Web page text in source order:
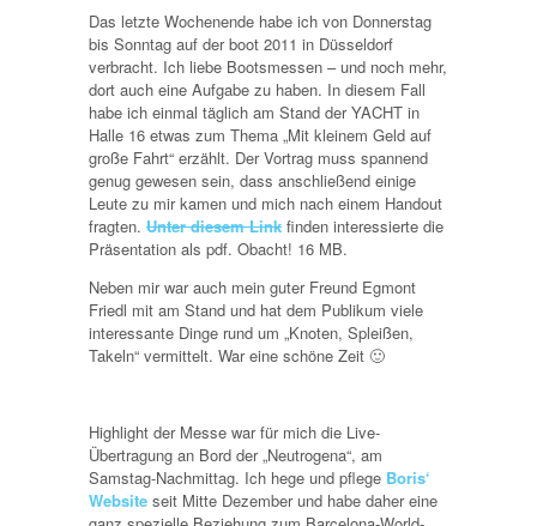
Das letzte Wochenende habe ich von Donnerstag
bis Sonntag auf der boot 2011 in Düsseldorf
verbracht. Ich liebe Bootsmessen – und noch mehr,
dort auch eine Aufgabe zu haben. In diesem Fall
habe ich einmal täglich am Stand der YACHT in
Halle 16 etwas zum Thema „Mit kleinem Geld auf
große Fahrt“ erzählt. Der Vortrag muss spannend
genug gewesen sein, dass anschließend einige
Leute zu mir kamen und mich nach einem Handout
fragten. Unter diesem Link finden interessierte die
Präsentation als pdf. Obacht! 16 MB.
Neben mir war auch mein guter Freund Egmont
Friedl mit am Stand und hat dem Publikum viele
interessante Dinge rund um „Knoten, Spleißen,
Takeln“ vermittelt. War eine schöne Zeit 🙂
Highlight der Messe war für mich die Live-
Übertragung an Bord der „Neutrogena“, am
Samstag-Nachmittag. Ich hege und pflege Boris‘
Website seit Mitte Dezember und habe daher eine